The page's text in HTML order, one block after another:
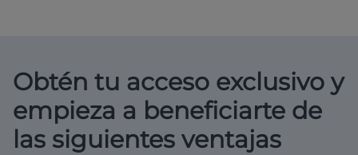
Obtén tu acceso exclusivo y
empieza a beneficiarte de
las siguientes ventajas